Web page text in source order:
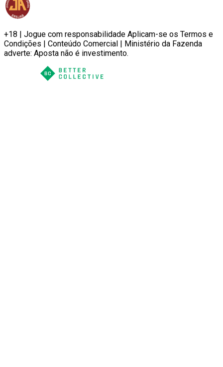
+18 | Jogue com responsabilidade Aplicam-se os Termos e
Condições | Conteúdo Comercial | Ministério da Fazenda
adverte: Aposta não é investimento.